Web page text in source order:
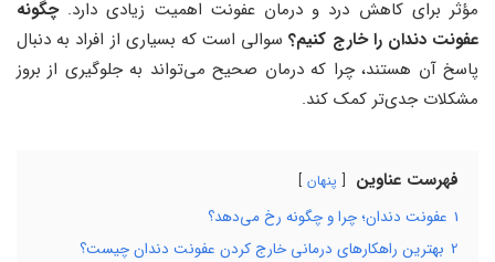
مؤثر برای کاهش درد و درمان عفونت اهمیت زیادی دارد.چگونه
عفونت دندان را خارج کنیم؟سوالی است که بسیاری از افراد به دنبال
پاسخ آن هستند، چرا که درمان صحیح می‌تواند به جلوگیری از بروز
مشکلات جدی‌تر کمک کند.
فهرست عناوین پنهان
1 عفونت دندان؛ چرا و چگونه رخ می‌دهد؟
2 بهترین راهکارهای درمانی خارج کردن عفونت دندان چیست؟